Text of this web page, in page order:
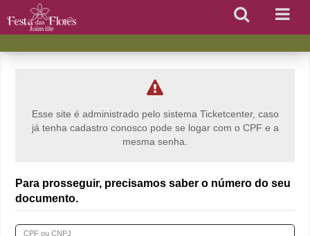
Novo Cadastro
Esse site é administrado pelo sistema Ticketcenter, caso
já tenha cadastro conosco pode se logar com o CPF e a
mesma senha.
Para prosseguir, precisamos saber o número do seu
documento.
CPF ou CNPJ